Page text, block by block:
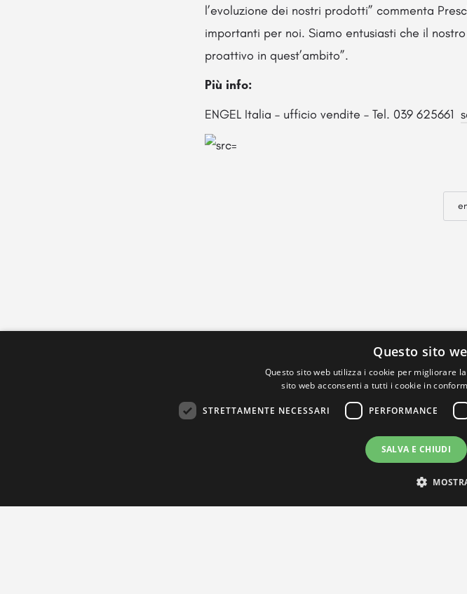
l’evoluzione dei nostri prodotti” commenta
importanti per noi. Siamo entusiasti che il
proattivo in quest’ambito”.
Più info:
ENGEL Italia – ufficio vendite – Tel. 039 625661
Questo sito
Questo sito web utilizza i cookie per migliorare
sito web acconsenti a tutti i cookie in
STRETTAMENTE NECESSARI PERFORMANCE
SALVA E CHIUDI